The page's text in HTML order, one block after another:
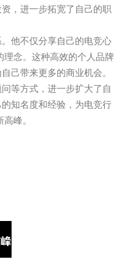
，进一步拓宽了自己的职
他不仅分享自己的电竞心
念。这种高效的个人品牌
己带来更多的商业机会。
等方式，进一步扩大了自
知名度和经验，为电竞行
峰。